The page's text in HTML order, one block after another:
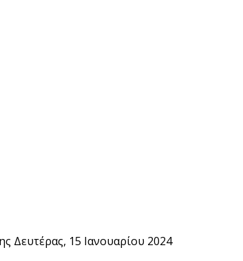
Δευτέρας, 15 Ιανουαρίου 2024